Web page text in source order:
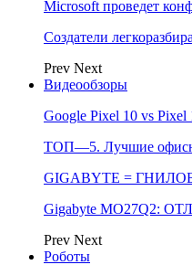
Microsoft проведет
Создатели
Prev Next
Видеообзоры
Google Pixel 10 vs
ТОП—5. Лучшие
GIGABYTE =
Gigabyte MO27Q2:
Prev Next
Роботы